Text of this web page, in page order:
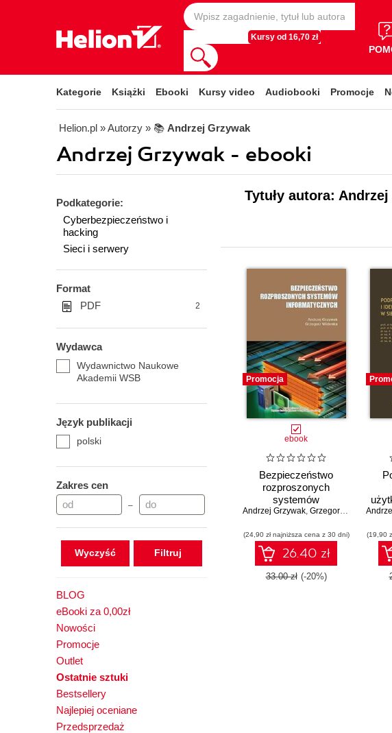
Kursy od 16,70 zł
Kategorie Książki Ebooki Kursy video Audiobooki Promocje
Helion.pl » Autorzy » 📚 Andrzej Grzywak
Andrzej Grzywak - ebooki
Podkategorie:
Cyberbezpieczeństwo i
hacking
Sieci i serwery
Format
PDF
2
Wydawca
Wydawnictwo Naukowe
Akademii WSB
Język publikacji
polski
Zakres cen
–
Wyczyść
BLOG
eBooki za 0,00zł
Nowości
Promocje
Outlet
Ostatnie sztuki
Bestsellery
Najlepiej oceniane
Przedsprzedaż
Tytuły autora:
Promocja
ebook
Bezpieczeństwo
rozproszonych
systemów
informatycznych
Andrzej Grzywak, Grzegorz Widenka
(24,90 zł najniższa cena z 30 dni)
26.40 zł
33.00 zł (-20%)
(19,90